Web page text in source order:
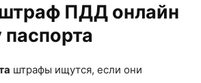
ПДД онлайн
штрафы ищутся, если они